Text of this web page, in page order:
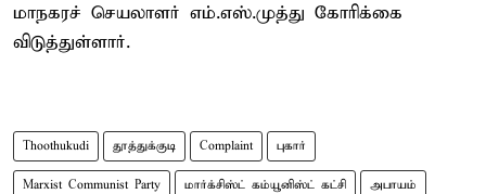
மாநகரச் செயலாளர் எம்.எஸ்.முத்து கோரிக்கை
விடுத்துள்ளார்.
Thoothukudi தூத்துக்குடி Complaint புகார்
Marxist Communist Party மார்க்சிஸ்ட் கம்யூனிஸ்ட் கட்சி அபாயம்